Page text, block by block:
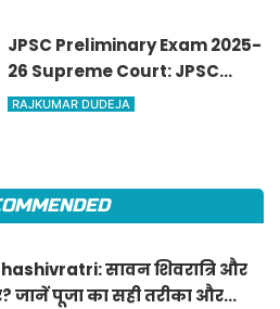
JPSC Preliminary Exam 2025-
26 Supreme Court: JPSC
सिविल सेवा परीक्षा रद्द करने की
RAJKUMAR DUDEJA
सावन शिवरात्रि और
जानें पूजा का सही तरीका और